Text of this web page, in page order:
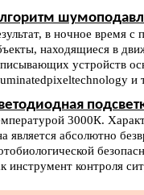
в ночное время
находящиеся в
устройств
и
3000К.
является абсолютно
инструмент контроля